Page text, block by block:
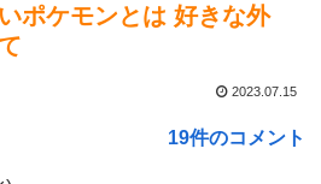
ポケモンとは 好きな外
2023.07.15
19件のコメント